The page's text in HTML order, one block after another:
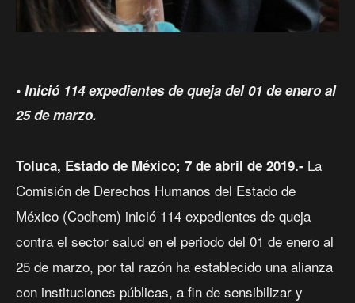
• Inició 114 expedientes de queja del 01 de enero al
25 de marzo.
Toluca, Estado de México; 7 de abril de 2019.- La
Comisión de Derechos Humanos del Estado de
México (Codhem) inició 114 expedientes de queja
contra el sector salud en el periodo del 01 de enero al
25 de marzo, por tal razón ha establecido una alianza
con instituciones públicas, a fin de sensibilizar y